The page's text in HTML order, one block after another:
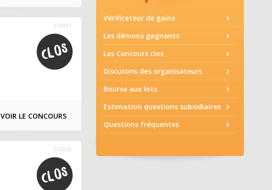
336943
VOIR LE CONCOURS
332853
Vérificateur de gains
Les démons gagnants
Les Concours clos
Discutons des organisateurs
Bourse aux lots
Estimation questions subsidiaires
Questions fréquentes